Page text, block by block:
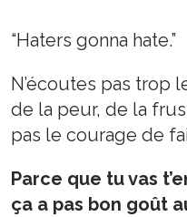
“Haters gonna hate.”
N’écoutes pas trop
de la peur, de la
pas le courage de
Parce que tu vas
ça a pas bon goût